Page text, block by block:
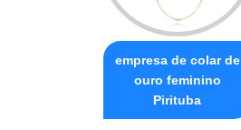
empresa de colar de
ouro feminino
Pirituba